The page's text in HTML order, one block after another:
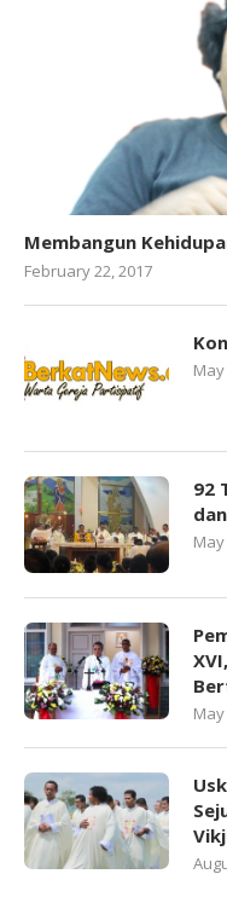
Membangun
February 22, 2017
May
92
May
May